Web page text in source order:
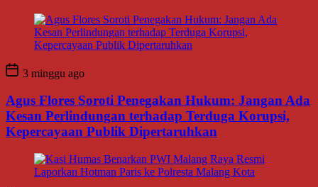
3 minggu ago
Agus Flores Soroti Penegakan Hukum: Jangan Ada
Kesan Perlindungan terhadap Terduga Korupsi,
Kepercayaan Publik Dipertaruhkan